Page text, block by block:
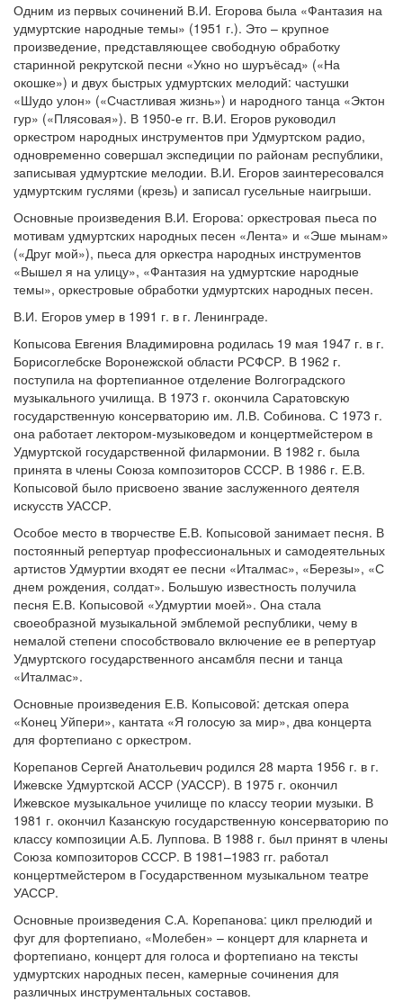
Одним из первых сочинений В.И. Егорова была «Фантазия на
удмуртские народные темы» (1951 г.). Это – крупное
произведение, представляющее свободную обработку
старинной рекрутской песни «Укно но шуръёсад» («На
окошке») и двух быстрых удмуртских мелодий: частушки
«Шудо улон» («Счастливая жизнь») и народного танца «Эктон
гур» («Плясовая»). В 1950-е гг. В.И. Егоров руководил
оркестром народных инструментов при Удмуртском радио,
одновременно совершал экспедиции по районам республики,
записывая удмуртские мелодии. В.И. Егоров заинтересовался
удмуртским гуслями (крезь) и записал гусельные наигрыши.
Основные произведения В.И. Егорова: оркестровая пьеса по
мотивам удмуртских народных песен «Лента» и «Эше мынам»
(«Друг мой»), пьеса для оркестра народных инструментов
«Вышел я на улицу», «Фантазия на удмуртские народные
темы», оркестровые обработки удмуртских народных песен.
В.И. Егоров умер в 1991 г. в г. Ленинграде.
Копысова Евгения Владимировна родилась 19 мая 1947 г. в г.
Борисоглебске Воронежской области РСФСР. В 1962 г.
поступила на фортепианное отделение Волгоградского
музыкального училища. В 1973 г. окончила Саратовскую
государственную консерваторию им. Л.В. Собинова. С 1973 г.
она работает лектором-музыковедом и концертмейстером в
Удмуртской государственной филармонии. В 1982 г. была
принята в члены Союза композиторов СССР. В 1986 г. Е.В.
Копысовой было присвоено звание заслуженного деятеля
искусств УАССР.
Особое место в творчестве Е.В. Копысовой занимает песня. В
постоянный репертуар профессиональных и самодеятельных
артистов Удмуртии входят ее песни «Италмас», «Березы», «С
днем рождения, солдат». Большую известность получила
песня Е.В. Копысовой «Удмуртии моей». Она стала
своеобразной музыкальной эмблемой республики, чему в
немалой степени способствовало включение ее в репертуар
Удмуртского государственного ансамбля песни и танца
«Италмас».
Основные произведения Е.В. Копысовой: детская опера
«Конец Уйпери», кантата «Я голосую за мир», два концерта
для фортепиано с оркестром.
Корепанов Сергей Анатольевич родился 28 марта 1956 г. в г.
Ижевске Удмуртской АССР (УАССР). В 1975 г. окончил
Ижевское музыкальное училище по классу теории музыки. В
1981 г. окончил Казанскую государственную консерваторию по
классу композиции А.Б. Луппова. В 1988 г. был принят в члены
Союза композиторов СССР. В 1981–1983 гг. работал
концертмейстером в Государственном музыкальном театре
УАССР.
Основные произведения С.А. Корепанова: цикл прелюдий и
фуг для фортепиано, «Молебен» – концерт для кларнета и
фортепиано, концерт для голоса и фортепиано на тексты
удмуртских народных песен, камерные сочинения для
различных инструментальных составов.